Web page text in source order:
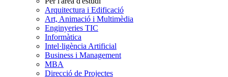
Arquitectura i Edificació
Art, Animació i Multimèdia
Enginyeries TIC
Informàtica
Intel·ligència Artificial
Business i Management
MBA
Direcció de Projectes